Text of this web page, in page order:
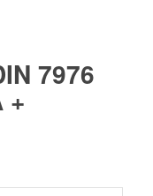
7976
+